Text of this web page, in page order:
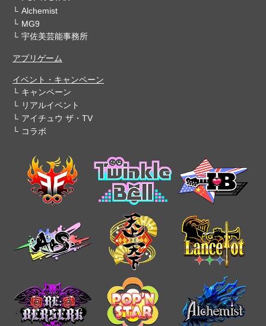
Alchemist
MG9
宇佐美芸能事務所
アプリゲーム
イベント・キャンペーン
キャンペーン
リアルイベント
アイチュウ ザ・TV
コラボ